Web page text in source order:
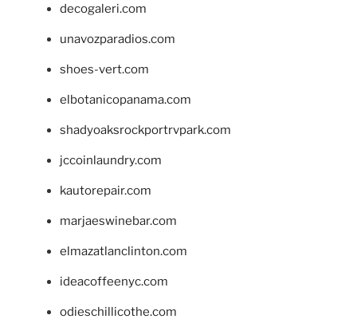
decogaleri.com
unavozparadios.com
shoes-vert.com
elbotanicopanama.com
shadyoaksrockportrvpark.com
jccoinlaundry.com
kautorepair.com
marjaeswinebar.com
elmazatlanclinton.com
ideacoffeenyc.com
odieschillicothe.com